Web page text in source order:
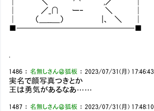
│ ／_∩ ー‐ ＼ │ | ＿＿＿＿
│ （＿__＿） |、 ＼ │
■───────────────■
1486 ： 名無しさん＠狐板 ：2023/07/31(月) 17:46:43
実名で顔写真つきとか
王は勇気があるなあ……
1487 ： 名無しさん＠狐板 ：2023/07/31(月) 17:48:10